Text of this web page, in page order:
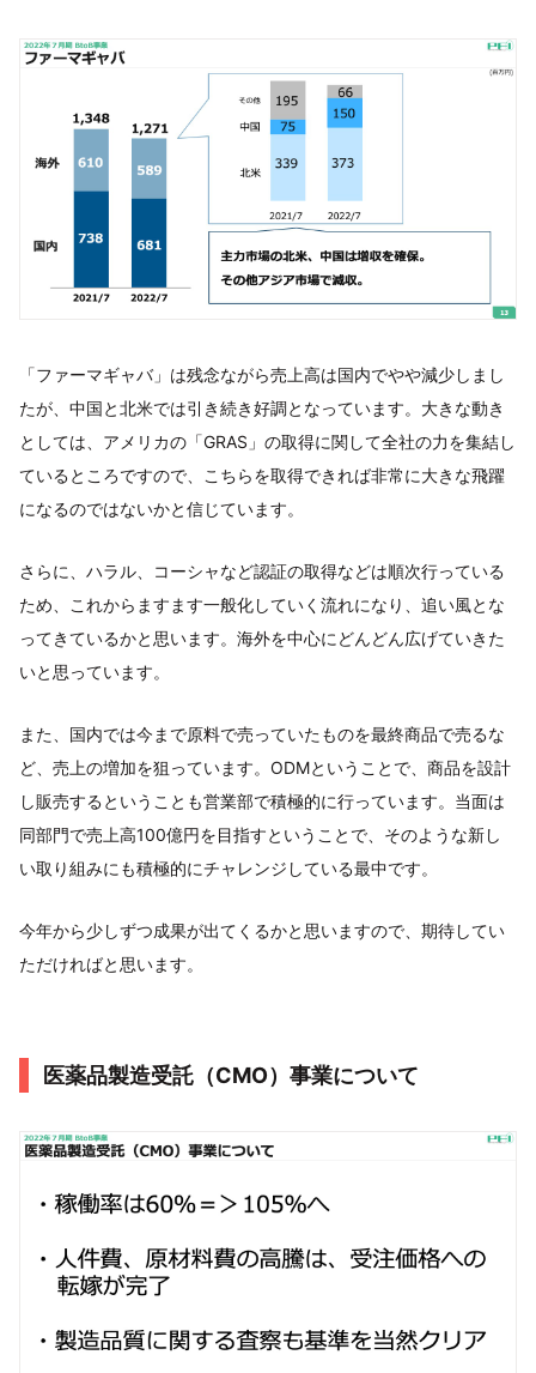
「ファーマギャバ」は残念ながら売上高は国内でやや減少しまし
たが、中国と北米では引き続き好調となっています。大きな動き
としては、アメリカの「GRAS」の取得に関して全社の力を集結し
ているところですので、こちらを取得できれば非常に大きな飛躍
になるのではないかと信じています。
さらに、ハラル、コーシャなど認証の取得などは順次行っている
ため、これからますます一般化していく流れになり、追い風とな
ってきているかと思います。海外を中心にどんどん広げていきた
いと思っています。
また、国内では今まで原料で売っていたものを最終商品で売るな
ど、売上の増加を狙っています。ODMということで、商品を設計
し販売するということも営業部で積極的に行っています。当面は
同部門で売上高100億円を目指すということで、そのような新し
い取り組みにも積極的にチャレンジしている最中です。
今年から少しずつ成果が出てくるかと思いますので、期待してい
ただければと思います。
医薬品製造受託（CMO）事業について